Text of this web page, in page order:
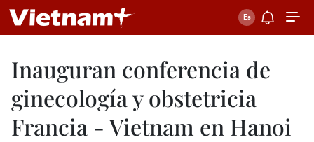
Inauguran conferencia de
ginecología y obstetricia
Francia - Vietnam en Hanoi